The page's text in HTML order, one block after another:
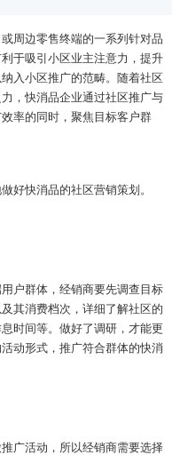
周边零售终端的一系列针对品
于吸引小区业主注意力，提升
入小区推广的范畴。随着社区
，快消品企业通过社区推广与
率的同时，聚焦目标客户群
好快消品的社区营销策划。
户群体，经销商要先调查目标
其消费档次，详细了解社区的
时间等。做好了调研，才能更
动形式，推广符合群体的快消
广活动，所以经销商需要选择